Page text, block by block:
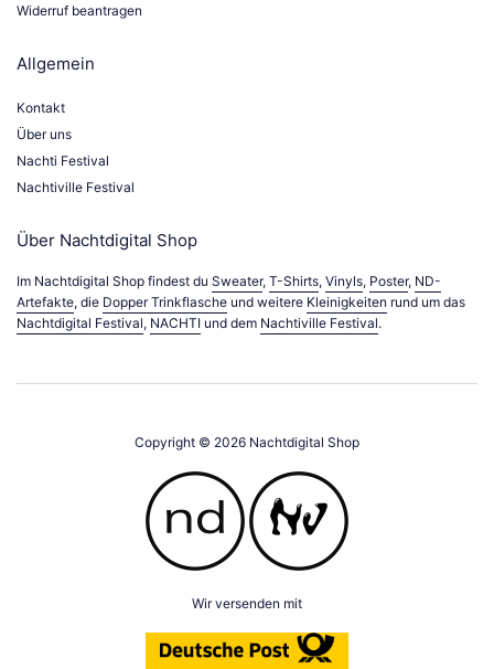
Widerruf beantragen
Allgemein
Kontakt
Über uns
Nachti Festival
Nachtiville Festival
Über Nachtdigital Shop
Im Nachtdigital Shop findest du Sweater, T-Shirts, Vinyls, Poster, ND-
Artefakte, die Dopper Trinkflasche und weitere Kleinigkeiten rund um das
Nachtdigital Festival, NACHTI und dem Nachtiville Festival.
Copyright © 2026 Nachtdigital Shop
Wir versenden mit